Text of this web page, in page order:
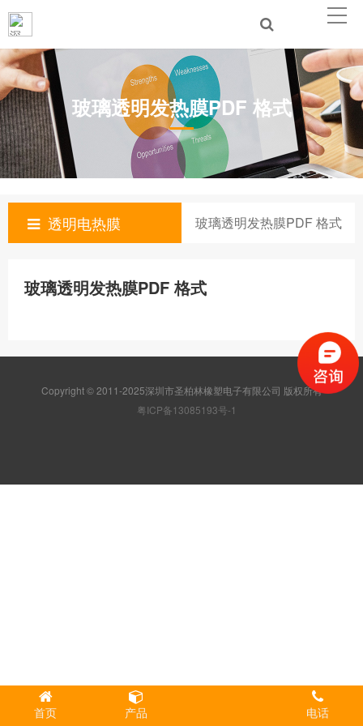
玻璃透明发热膜PDF 格式
透明电热膜 玻璃透明发热膜PDF 格式
玻璃透明发热膜PDF 格式
Copyright © 2011-2025深圳市圣柏林橡塑电子有限公司 版权所有
粤ICP备13085193号-1
首页 产品 电话